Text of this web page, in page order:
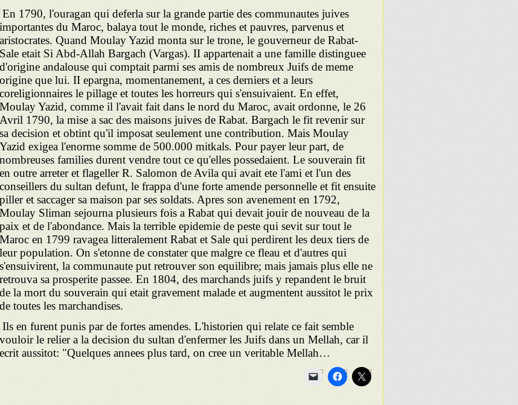
En 1790, l'ouragan qui deferla sur la grande partie des communautes juives
importantes du Maroc, balaya tout le monde, riches et pauvres, parvenus et
aristocrates. Quand Moulay Yazid monta sur le trone, le gouverneur de Rabat-
Sale etait Si Abd-Allah Bargach (Vargas). II appartenait a une famille distinguee
d'origine andalouse qui comptait parmi ses amis de nombreux Juifs de meme
origine que lui. II epargna, momentanement, a ces derniers et a leurs
coreligionnaires le pillage et toutes les horreurs qui s'ensuivaient. En effet,
Moulay Yazid, comme il l'avait fait dans le nord du Maroc, avait ordonne, le 26
Avril 1790, la mise a sac des maisons juives de Rabat. Bargach le fit revenir sur
sa decision et obtint qu'il imposat seulement une contribution. Mais Moulay
Yazid exigea l'enorme somme de 500.000 mitkals. Pour payer leur part, de
nombreuses families durent vendre tout ce qu'elles possedaient. Le souverain fit
en outre arreter et flageller R. Salomon de Avila qui avait ete l'ami et l'un des
conseillers du sultan defunt, le frappa d'une forte amende personnelle et fit ensuite
piller et saccager sa maison par ses soldats. Apres son avenement en 1792,
Moulay Sliman sejourna plusieurs fois a Rabat qui devait jouir de nouveau de la
paix et de l'abondance. Mais la terrible epidemie de peste qui sevit sur tout le
Maroc en 1799 ravagea litteralement Rabat et Sale qui perdirent les deux tiers de
leur population. On s'etonne de constater que malgre ce fleau et d'autres qui
s'ensuivirent, la communaute put retrouver son equilibre; mais jamais plus elle ne
retrouva sa prosperite passee. En 1804, des marchands juifs y repandent le bruit
de la mort du souverain qui etait gravement malade et augmentent aussitot le prix
de toutes les marchandises.
Ils en furent punis par de fortes amendes. L'historien qui relate ce fait semble
vouloir le relier a la decision du sultan d'enfermer les Juifs dans un Mellah, car il
ecrit aussitot: "Quelques annees plus tard, on cree un veritable Mellah…